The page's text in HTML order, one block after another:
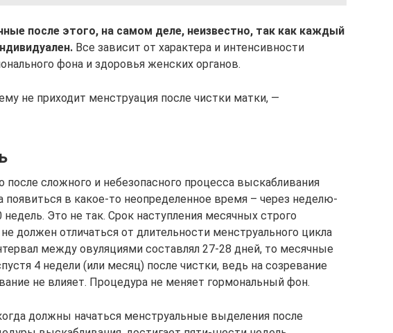
после этого, на самом деле, неизвестно, так как каждый
Все зависит от характера и интенсивности
фона и здоровья женских органов.
не приходит менструация после чистки матки, —
после сложного и небезопасного процесса выскабливания
появиться в какое-то неопределенное время – через неделю-
недель. Это не так. Срок наступления месячных строго
должен отличаться от длительности менструального цикла
между овуляциями составлял 27-28 дней, то месячные
4 недели (или месяц) после чистки, ведь на созревание
не влияет. Процедура не меняет гормональный фон.
должны начаться менструальные выделения после